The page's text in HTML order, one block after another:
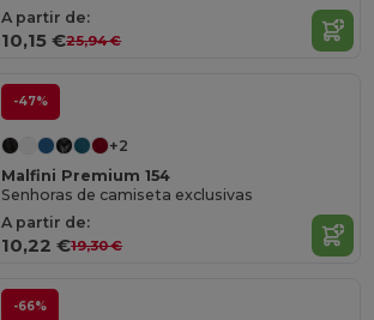
A partir de:
10,15 €25,94 €
-47%
+2
Malfini Premium 154
Senhoras de camiseta exclusivas
A partir de:
10,22 €19,30 €
-66%